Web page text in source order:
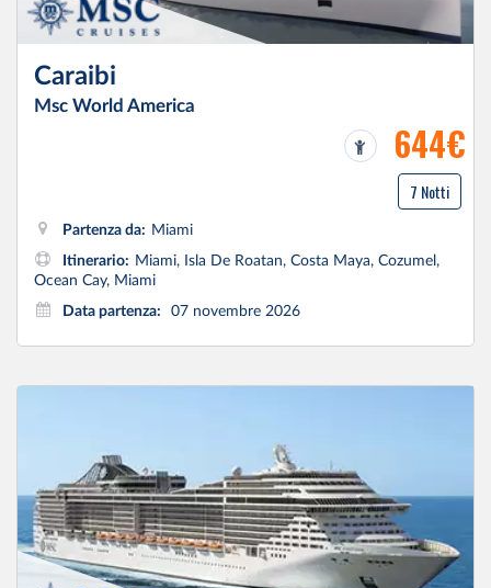
Caraibi
Msc World America
644€
7 Notti
Partenza da: Miami
Itinerario: Miami, Isla De Roatan, Costa Maya, Cozumel,
Ocean Cay, Miami
Data partenza:
07 novembre 2026